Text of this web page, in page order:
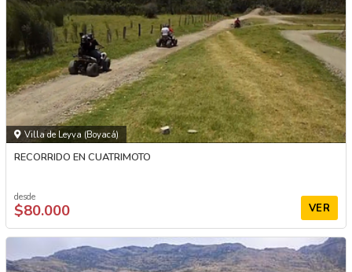
Villa de Leyva (Boyacá)
RECORRIDO EN CUATRIMOTO
desde
$80.000 VER